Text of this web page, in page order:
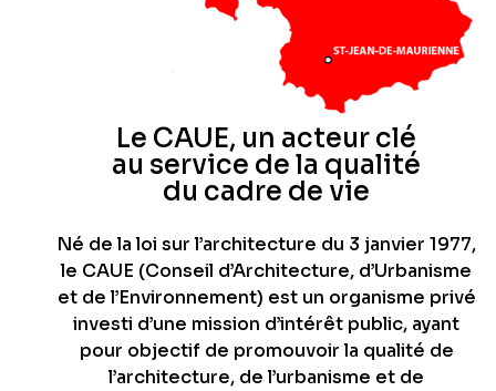
Le CAUE, un acteur clé
au service de la qualité
du cadre de vie
Né de la loi sur l’architecture du 3 janvier 1977,
le CAUE (Conseil d’Architecture, d’Urbanisme
et de l’Environnement) est un organisme privé
investi d’une mission d’intérêt public, ayant
pour objectif de promouvoir la qualité de
l’architecture, de l’urbanisme et de